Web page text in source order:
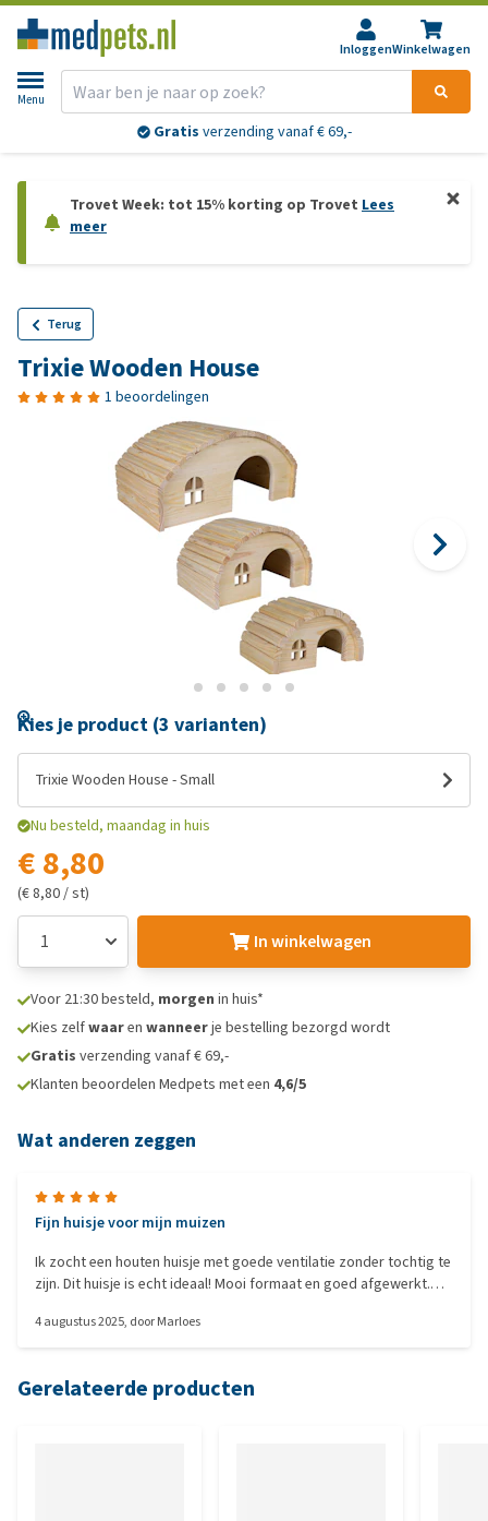
InloggenWinkelwagen
Menu
Gratis verzending vanaf € 69,-
Trovet Week: tot 15% korting op Trovet Lees
meer
Terug
Trixie Wooden House
1 beoordelingen
Kies je product (3 varianten)
Trixie Wooden House - Small
Nu besteld, maandag in huis
€ 8,80
(€ 8,80 / st)
In winkelwagen
Voor 21:30 besteld, morgen in huis*
Kies zelfwaaren wanneerje bestelling bezorgd wordt
Gratis verzending vanaf € 69,-
Klanten beoordelen Medpets met een 4,6/5
Wat anderen zeggen
Fijn huisje voor mijn muizen
Ik zocht een houten huisje met goede ventilatie zonder tochtig te
zijn. Dit huisje is echt ideaal! Mooi formaat en goed afgewerkt.
4 augustus 2025, doorMarloes
Gerelateerde producten